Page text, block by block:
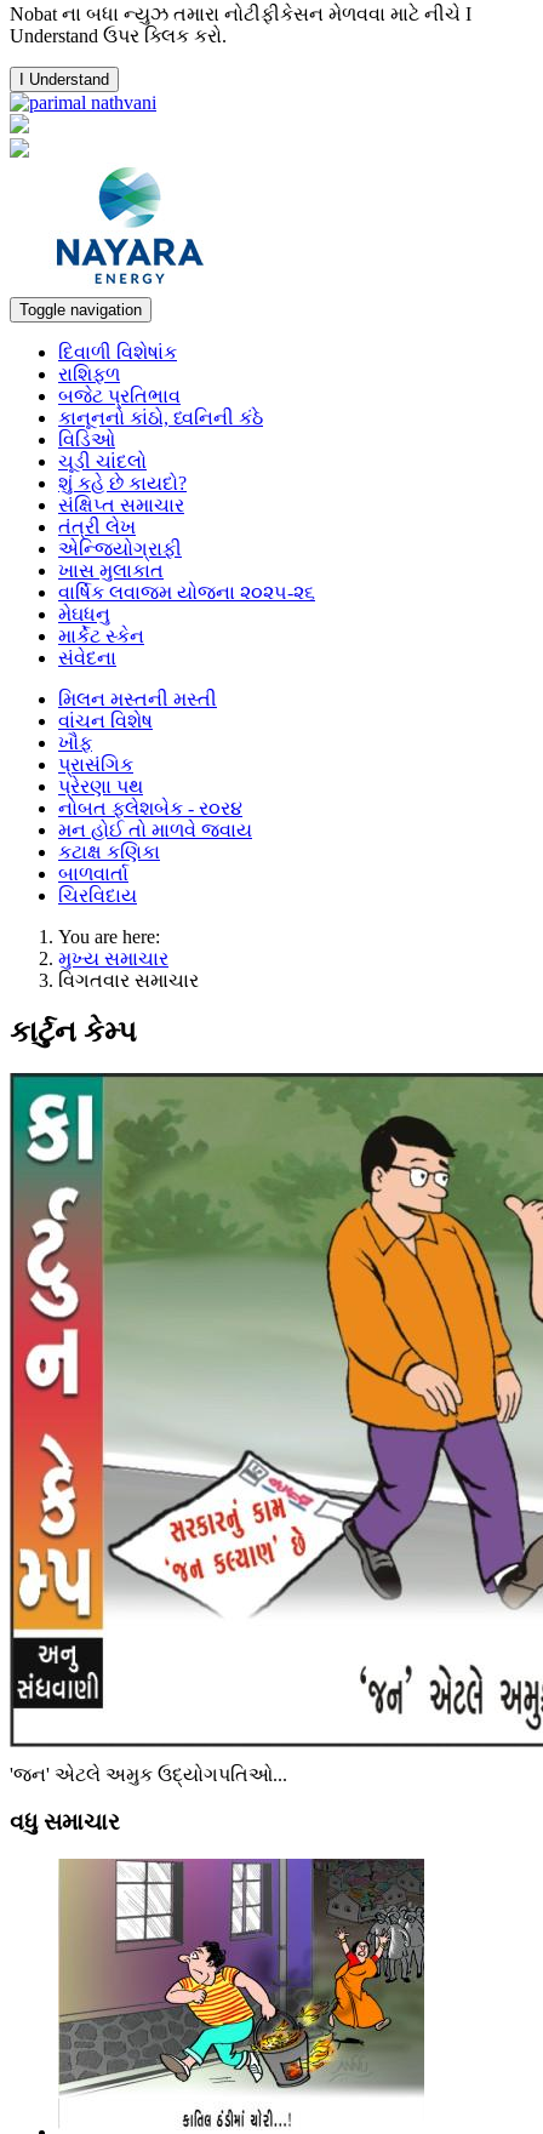
Nobat ના બધા ન્યુઝ તમારા નોટીફીકેસન મેળવવા માટે નીચે I
Understand ઉપર ક્લિક કરો.
I Understand
Toggle navigation
દિવાળી વિશેષાંક
રાશિફળ
બજેટ પ્રતિભાવ
કાનૂનનો કાંઠો, ધ્વનિની કંઠે
વિડિઓ
ચૂડી ચાંદલો
શું કહે છે કાયદો?
સંક્ષિપ્ત સમાચાર
તંત્રી લેખ
એન્જિયોગ્રાફી
ખાસ મુલાકાત
વાર્ષિક લવાજમ યોજના ૨૦૨૫-૨૬
મેઘધનુ
માર્કેટ સ્કેન
સંવેદના
મિલન મસ્તની મસ્તી
વાંચન વિશેષ
ખૌફ
પ્રાસંગિક
પ્રેરણા પથ
નોબત ફ્લેશબેક - ર૦ર૪
મન હોઈ તો માળવે જવાય
કટાક્ષ કણિકા
બાળવાર્તા
ચિરવિદાય
You are here:
મુખ્ય સમાચાર
વિગતવાર સમાચાર
કાર્ટુન કેમ્પ
'જન' એટલે અમુક ઉદ્યોગપતિઓ...
વધુ સમાચાર